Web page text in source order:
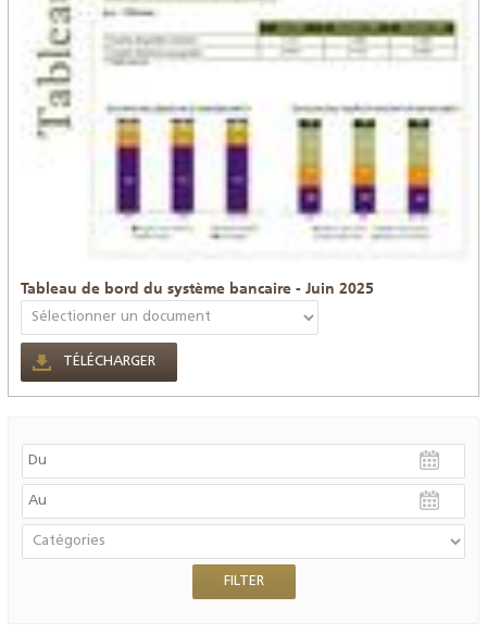
Tableau de bord du système bancaire - Juin 2025
TÉLÉCHARGER